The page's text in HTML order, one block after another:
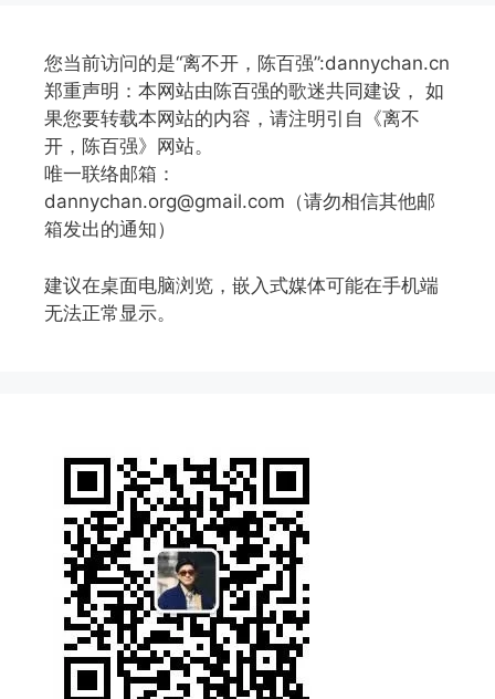
您当前访问的是“离不开，陈百强”:dannychan.cn
郑重声明：本网站由陈百强的歌迷共同建设， 如
果您要转载本网站的内容，请注明引自《离不
开，陈百强》网站。
唯一联络邮箱：
dannychan.org@gmail.com（请勿相信其他邮
箱发出的通知）
建议在桌面电脑浏览，嵌入式媒体可能在手机端
无法正常显示。